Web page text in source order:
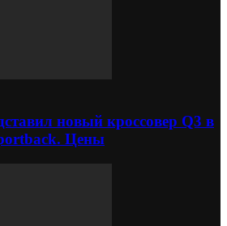
новый кроссовер Q3 в
Цены